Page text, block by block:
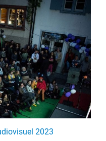
2023